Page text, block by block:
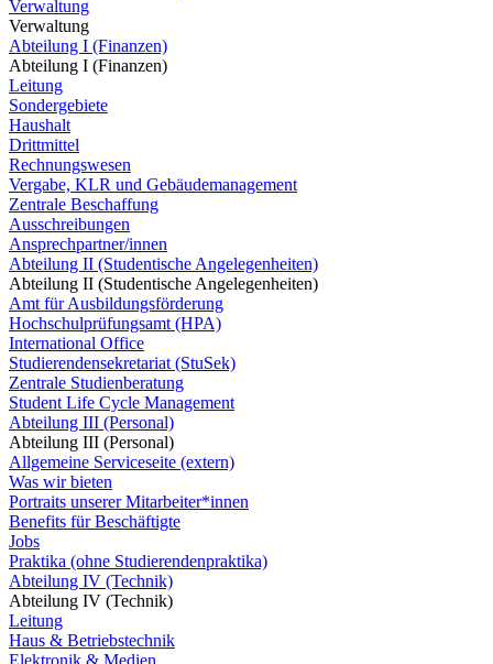
Verwaltung
Verwaltung
Abteilung I (Finanzen)
Abteilung I (Finanzen)
Leitung
Sondergebiete
Haushalt
Drittmittel
Rechnungswesen
Vergabe, KLR und Gebäudemanagement
Zentrale Beschaffung
Ausschreibungen
Ansprechpartner/innen
Abteilung II (Studentische Angelegenheiten)
Abteilung II (Studentische Angelegenheiten)
Amt für Ausbildungsförderung
Hochschulprüfungsamt (HPA)
International Office
Studierendensekretariat (StuSek)
Zentrale Studienberatung
Student Life Cycle Management
Abteilung III (Personal)
Abteilung III (Personal)
Allgemeine Serviceseite (extern)
Was wir bieten
Portraits unserer Mitarbeiter*innen
Benefits für Beschäftigte
Jobs
Praktika (ohne Studierendenpraktika)
Abteilung IV (Technik)
Abteilung IV (Technik)
Leitung
Haus & Betriebstechnik
Elektronik & Medien